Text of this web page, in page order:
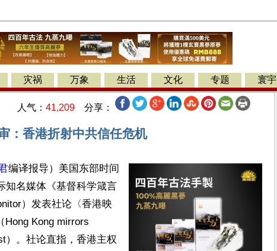
灾祸 万象 生活 文化 专题 寰宇
人气： 41,209 分享：
：香港折射中共信任危机
编译报导）美国东部时间
知名媒体《基督科学箴言
）发表社论〈香港映
Hong Kong mirrors
）。社论直指，香港主权